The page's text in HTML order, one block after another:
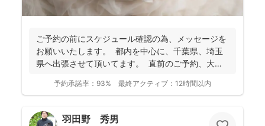
ご予約の前にスケジュール確認の為、 メッセージを
お願いいたします。 都内を中心に、千葉県、埼玉
県へ出張させて頂いてます。 直前のご予約、大歓
予約承諾率： 93% 最終アクティブ： 12時間以内
羽田野 秀男